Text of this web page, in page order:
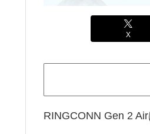
X
RINGCONN Gen 2